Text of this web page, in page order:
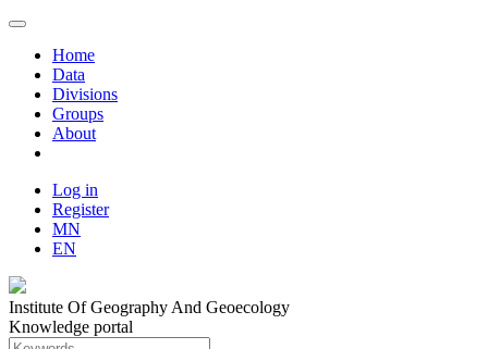
Home
Data
Divisions
Groups
About
Log in
Register
MN
EN
Institute Of Geography And Geoecology
Knowledge portal